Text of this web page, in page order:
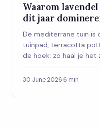
Waarom
dit jaar
De mediterrane tuin is
tuinpad, terracotta
de hoek: zo haal je het
30 June 2026·6 min